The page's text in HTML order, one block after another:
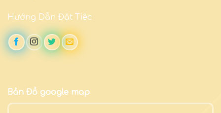
Hướng Dẫn Đặt Tiệc
Bản Đồ google map